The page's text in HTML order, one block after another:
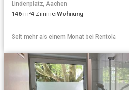
Lindenplatz, Aachen
146 m²4 ZimmerWohnung
Seit mehr als einem Monat bei Rentola